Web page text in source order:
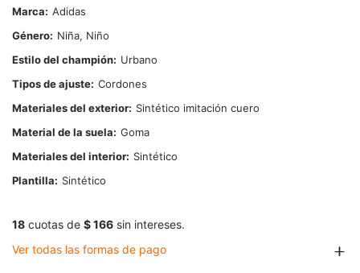
Marca
Adidas
Género
Niña, Niño
Estilo del champión
Urbano
Tipos de ajuste Cordones
Materiales del exterior
Sintético imitación cuero
Material de la suela
Goma
Materiales del interior
Sintético
Plantilla
Sintético
18 cuotas de $ 166 sin intereses.
Ver todas las formas de pago